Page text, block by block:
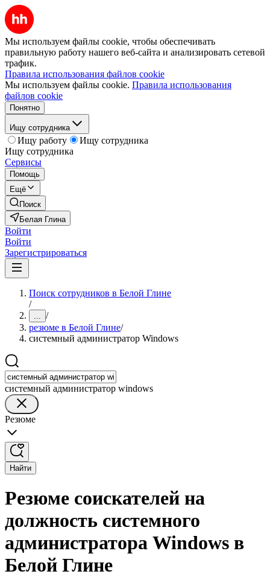
Мы используем файлы cookie, чтобы обеспечивать
правильную работу нашего веб-сайта и анализировать сетевой
трафик.
Правила использования файлов cookie
Мы используем файлы cookie. Правила использования
файлов cookie
Понятно
Ищу сотрудника
Ищу работу
Ищу сотрудника
Ищу сотрудника
Сервисы
Помощь
Ещё
Поиск
Белая Глина
Войти
Войти
Зарегистрироваться
Поиск сотрудников в Белой Глине
/
... /
резюме в Белой Глине/
системный администратор Windows
системный администратор windows
Резюме
Найти
Резюме соискателей на
должность системного
администратора Windows в
Белой Глине